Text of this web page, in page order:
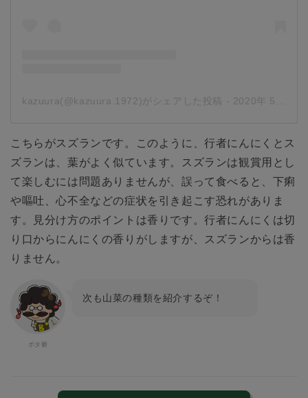
kazuura(@kazuura.1972)がシェアした投稿 - 2020年 5月月24日午前6時11分PDT
こちらがスズランです。このように、行者にんにくとス
ズランは、葉がよく似ています。スズランは観賞用とし
て楽しむには問題ありませんが、誤って食べると、下痢
や嘔吐、心不全などの症状を引き起こす恐れがありま
す。見分け方のポイントは香りです。行者にんにくは切
り口からにんにくの香りがしますが、スズランからは香
りません。
次も山菜の種類を紹介するぞ！